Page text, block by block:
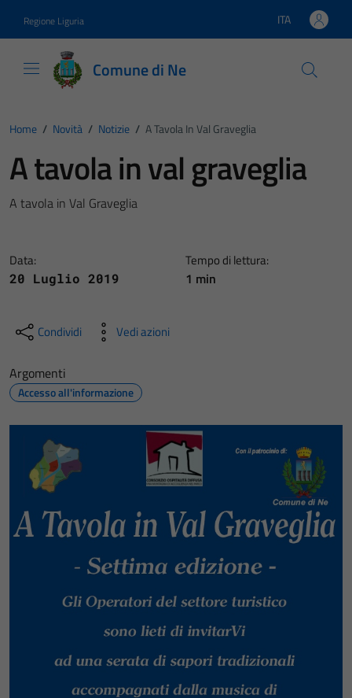
Regione Liguria Lingua attiva:
ITA
Comune di Ne
Home / Novità / Notizie / A Tavola In Val Graveglia
A tavola in val graveglia
A tavola in Val Graveglia
Data:
20 Luglio 2019
Tempo di lettura:
1 min
Condividi Vedi azioni
Argomenti
Accesso all'informazione